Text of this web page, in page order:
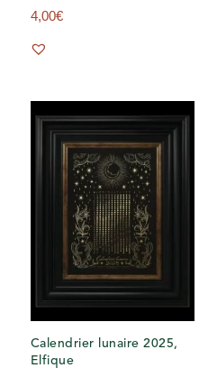
4,00€
Calendrier lunaire 2025,
Elfique